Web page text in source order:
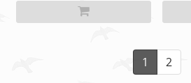
1 2